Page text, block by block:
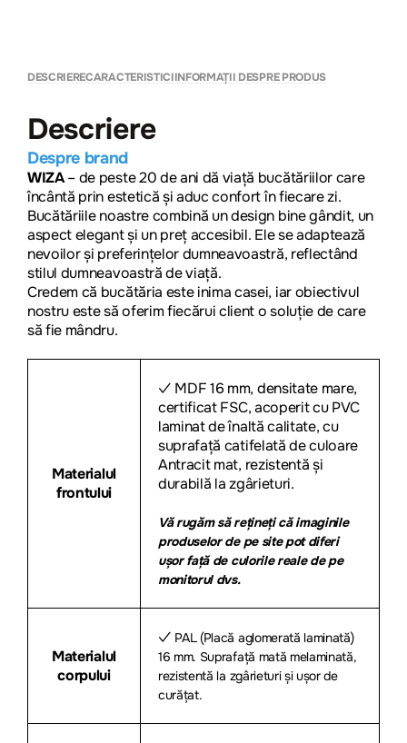
DESCRIERECARACTERISTICIINFORMAȚII DESPRE PRODUS
Descriere
Despre brand
WIZA– de peste 20 de ani dă viață bucătăriilor care
încântă prin estetică și aduc confort în fiecare zi.
Bucătăriile noastre combină un design bine gândit, un
aspect elegant și un preț accesibil. Ele se adaptează
nevoilor și preferințelor dumneavoastră, reflectând
stilul dumneavoastră de viață.
Credem că bucătăria este inima casei, iar obiectivul
nostru este să oferim fiecărui client o soluție de care
să fie mândru.
Materialul
frontului
✓ MDF 16 mm, densitate mare,
certificat FSC, acoperit cu PVC
laminat de înaltă calitate, cu
suprafață catifelată de culoare
Antracit mat, rezistentă și
durabilă la zgârieturi.
Vă rugăm să rețineți că imaginile
produselor de pe site pot diferi
ușor față de culorile reale de pe
monitorul dvs.
Materialul
corpului
✓ PAL (Placă aglomerată laminată)
16 mm. Suprafață mată melaminată,
rezistentă la zgârieturi și ușor de
curățat.